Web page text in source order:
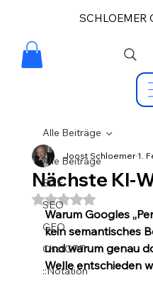
SCHLOEMER
Alle Beiträge
SGE
SEO
GEO
ChatGPT
::Notation
Alle Beiträge
Nächste KI-
Joost Schloemer1.
Mit NaN von 5
Warum Googles
kein semantisches
und warum genau
Welle entschieden